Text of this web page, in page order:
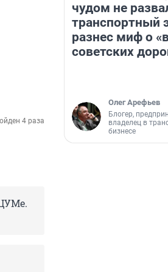
4 раза
чудом не
транспортный
разнес миф о
советских
Олег Арефьев
Блогер,
владелец в
бизнесе